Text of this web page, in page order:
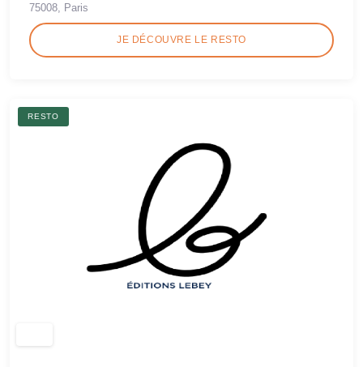
75008, Paris
JE DÉCOUVRE LE RESTO
RESTO